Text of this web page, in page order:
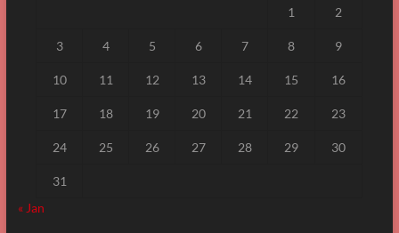
1 2
3 4 5 6 7 8 9
10 11 12 13 14 15 16
17 18 19 20 21 22 23
24 25 26 27 28 29 30
31
« Jan